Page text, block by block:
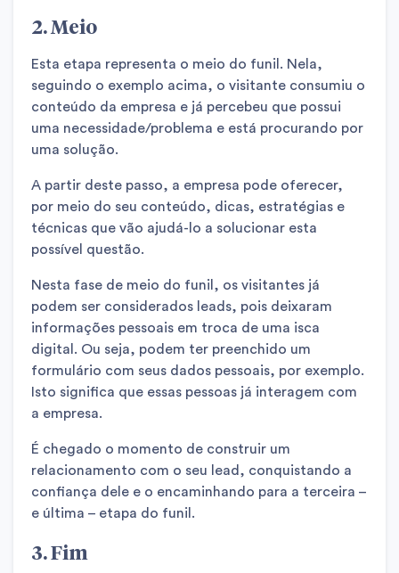
2. Meio
Esta etapa representa o meio do funil. Nela,
seguindo o exemplo acima, o visitante consumiu o
conteúdo da empresa e já percebeu que possui
uma necessidade/problema e está procurando por
uma solução.
A partir deste passo, a empresa pode oferecer,
por meio do seu conteúdo, dicas, estratégias e
técnicas que vão ajudá-lo a solucionar esta
possível questão.
Nesta fase de meio do funil, os visitantes já
podem ser considerados leads, pois deixaram
informações pessoais em troca de uma isca
digital. Ou seja, podem ter preenchido um
formulário com seus dados pessoais, por exemplo.
Isto significa que essas pessoas já interagem com
a empresa.
É chegado o momento de construir um
relacionamento com o seu lead, conquistando a
confiança dele e o encaminhando para a terceira –
e última – etapa do funil.
3. Fim